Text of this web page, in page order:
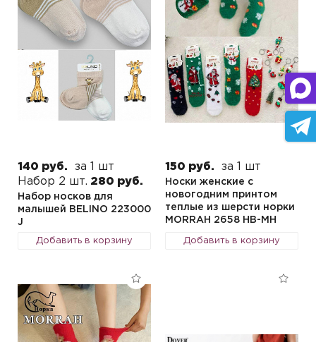
140 руб.
за 1 шт
Набор 2 шт. 280 руб.
Набор носков для
малышей BELINO 223000
J
Добавить в корзину
150 руб. за 1 шт
Носки женские с
новогодним принтом
теплые из шерсти норки
MORRAH 2658 HB-MH
Добавить в корзину